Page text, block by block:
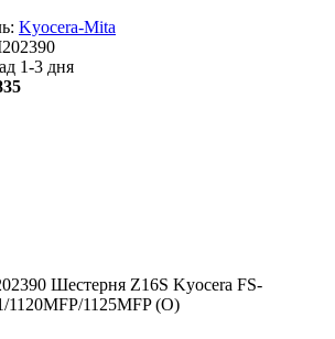
Kyocera-Mita
1-3 дня
Шестерня Z16S Kyocera FS-
1120MFP/1125MFP (О)